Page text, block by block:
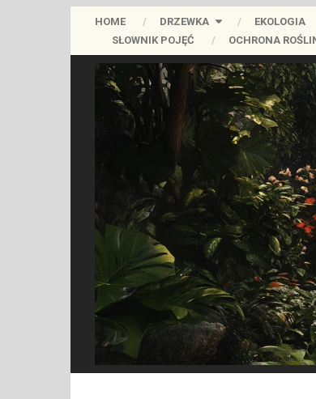
HOME DRZEWKA EKOLOGIA
SŁOWNIK POJĘĆ
OCHRONA